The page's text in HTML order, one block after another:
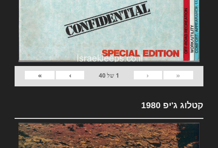
«
‹
1 של40
›
»
קטלוג ג'יפ 1980